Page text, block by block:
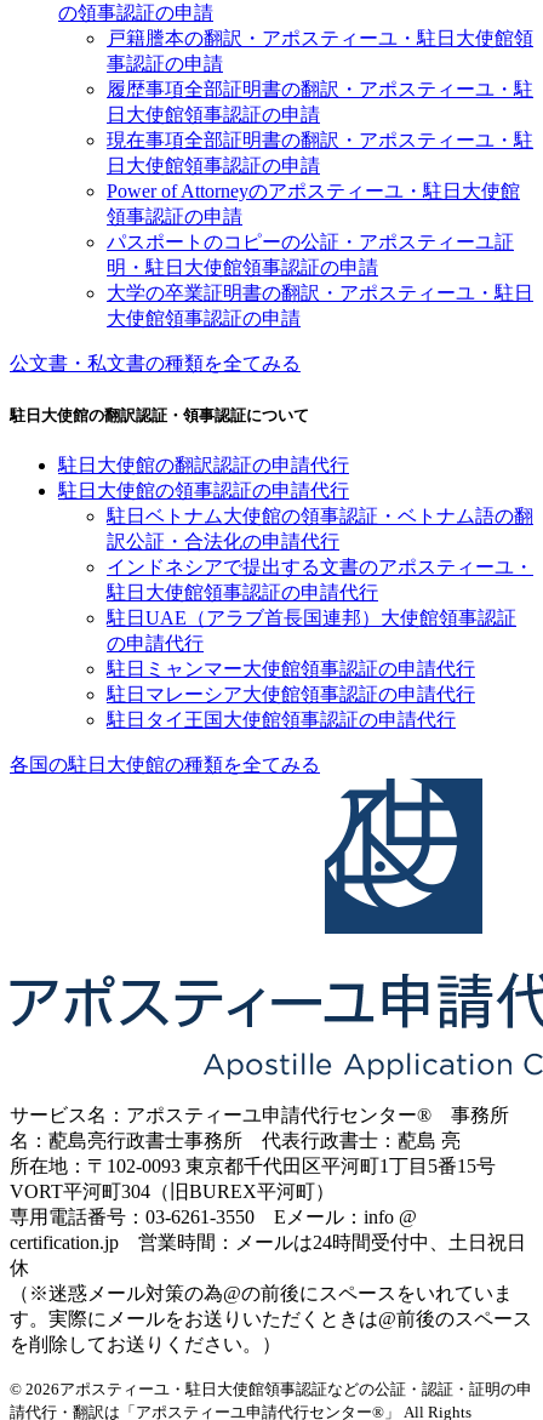
の領事認証の申請
戸籍謄本の翻訳・アポスティーユ・駐日大使館領
事認証の申請
履歴事項全部証明書の翻訳・アポスティーユ・駐
日大使館領事認証の申請
現在事項全部証明書の翻訳・アポスティーユ・駐
日大使館領事認証の申請
Power of Attorneyのアポスティーユ・駐日大使館
領事認証の申請
パスポートのコピーの公証・アポスティーユ証
明・駐日大使館領事認証の申請
大学の卒業証明書の翻訳・アポスティーユ・駐日
大使館領事認証の申請
公文書・私文書の種類を全てみる
駐日大使館の翻訳認証・領事認証について
駐日大使館の翻訳認証の申請代行
駐日大使館の領事認証の申請代行
駐日ベトナム大使館の領事認証・ベトナム語の翻
訳公証・合法化の申請代行
インドネシアで提出する文書のアポスティーユ・
駐日大使館領事認証の申請代行
駐日UAE（アラブ首長国連邦）大使館領事認証
の申請代行
駐日ミャンマー大使館領事認証の申請代行
駐日マレーシア大使館領事認証の申請代行
駐日タイ王国大使館領事認証の申請代行
各国の駐日大使館の種類を全てみる
サービス名：アポスティーユ申請代行センター® 事務所
名：蓜島亮行政書士事務所 代表行政書士：蓜島 亮
所在地：〒102-0093 東京都千代田区平河町1丁目5番15号
VORT平河町304（旧BUREX平河町）
専用電話番号：03-6261-3550 Eメール：info @
certification.jp 営業時間：メールは24時間受付中、土日祝日
休
（※迷惑メール対策の為@の前後にスペースをいれていま
す。実際にメールをお送りいただくときは@前後のスペース
を削除してお送りください。）
© 2026アポスティーユ・駐日大使館領事認証などの公証・認証・証明の申
請代行・翻訳は「アポスティーユ申請代行センター®」 All Rights